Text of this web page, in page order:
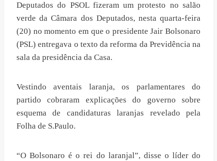
Deputados do PSOL fizeram um protesto no salão
verde da Câmara dos Deputados, nesta quarta-feira
(20) no momento em que o presidente Jair Bolsonaro
(PSL) entregava o texto da reforma da Previdência na
sala da presidência da Casa.
Vestindo aventais laranja, os parlamentares do
partido cobraram explicações do governo sobre
esquema de candidaturas laranjas revelado pela
Folha de S.Paulo.
“O Bolsonaro é o rei do laranjal”, disse o líder do